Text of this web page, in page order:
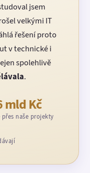
jsem
velkými IT
řešení proto
v technické i
spolehlivě
.
mld Kč
přes naše projekty